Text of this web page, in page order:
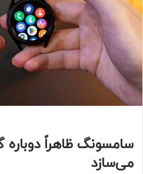
سامسونگ ظاهراً
می‌سازد